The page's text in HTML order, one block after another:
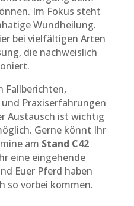
Im Fokus steht
Wundheilung.
bei vielfältigen Arten
die nachweislich
Fallberichten,
Praxiserfahrungen
Austausch ist wichtig
Gerne könnt Ihr
am Stand C42
eine eingehende
Euer Pferd haben
so vorbei kommen.